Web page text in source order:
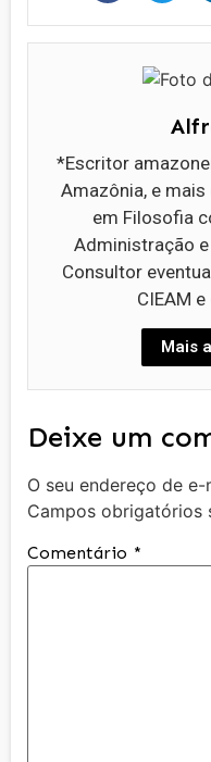
*Escritor
Amazônia, e
em Filosofia
Administração
Consultor
CIEAM
Mais
Deixe um
O seu endereço de
Campos obrigatórios
Comentário *